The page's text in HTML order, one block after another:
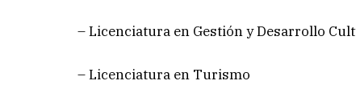
– Licenciatura en Gestión y Desarrollo
– Licenciatura en Turismo